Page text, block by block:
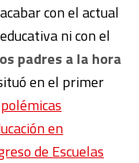
con el actual
ni con el
padres a la hora
en el primer
polémicas
en
de Escuelas